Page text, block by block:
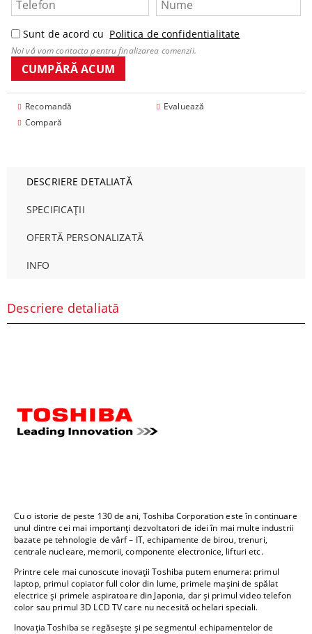
Sunt de acord cu Politica de confidentialitate
Noi vă vom contacta pentru finalizarea comenzii.
Recomandă
Evaluează
Compară
DESCRIERE DETALIATĂ
SPECIFICAȚII
OFERTĂ PERSONALIZATĂ
INFO
Descriere detaliată
Cu o istorie de peste 130 de ani, Toshiba Corporation este în continuare
unul dintre cei mai importanți dezvoltatori de idei în mai multe industrii
bazate pe tehnologie de vârf – IT, echipamente de birou, trenuri,
centrale nucleare, memorii, componente electronice, lifturi etc.
Printre cele mai cunoscute inovații Toshiba putem enumera: primul
laptop, primul copiator full color din lume, primele mașini de spălat
electrice și primele aspiratoare din Japonia, dar și primul video telefon
color sau primul 3D LCD TV care nu necesită ochelari speciali.
Inovația Toshiba se regăsește și pe segmentul echipamentelor de